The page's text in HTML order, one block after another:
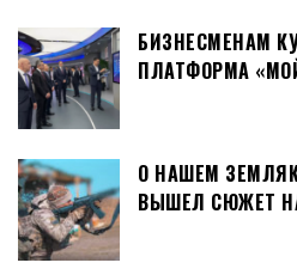
БИЗНЕСМЕНАМ
ПЛАТФОРМА
О НАШЕМ
ВЫШЕЛ СЮЖЕТ